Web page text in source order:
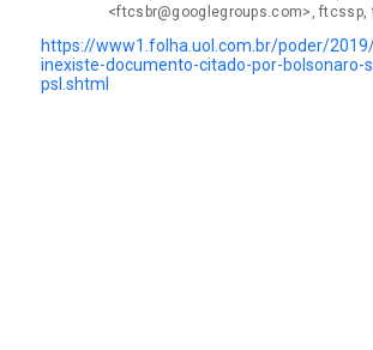
<ftcsbr@googlegroups.com>, ftcssp,
https://www1.folha.uol.com.br/poder/
inexiste-documento-citado-por-bolsonaro-
psl.shtml